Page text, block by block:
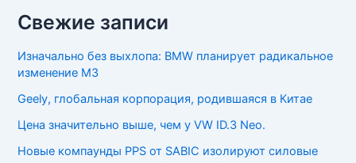
Свежие записи
Изначально без выхлопа: BMW планирует радикальное
изменение M3
Geely, глобальная корпорация, родившаяся в Китае
Цена значительно выше, чем у VW ID.3 Neo.
Новые компаунды PPS от SABIC изолируют силовые